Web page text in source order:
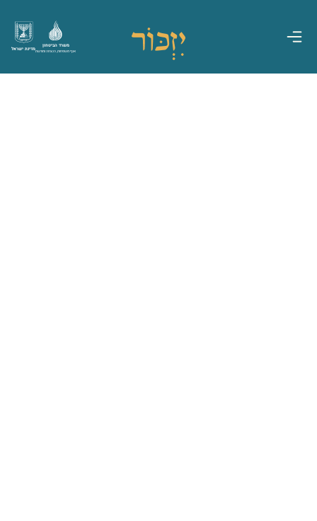
מדינת ישראל
משרד הביטחון
אגף משפחות, הנצחה ומורשת